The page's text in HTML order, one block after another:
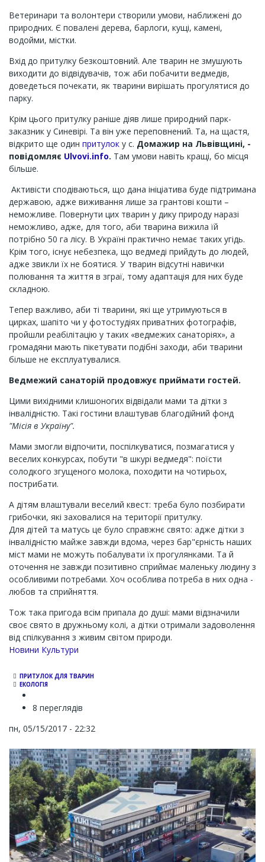
Ветеринари та волонтери створили умови, наближені до
природних. Є повалені дерева, барлоги, кущі, камені,
водойми, містки.
Вхід до притулку безкоштовний. Але тварин не змушують
виходити до відвідувачів, тож аби побачити ведмедів,
доведеться почекати, як тварини вирішать прогулятися до
парку.
Крім цього притулку раніше діяв лише природний парк-
заказник у Синевірі. Та він уже переповнений. Та, на щастя,
відкрито ще один притулок у с. Домажир на Львівщині, -
повідомляє Ulvovi.info. Там умови навіть кращі, бо місця
більше.
Активісти сподіваються, що дана ініціатива буде підтримана
державою, адже виживання лише за грантові кошти –
неможливе. Повернути цих тварин у дику природу наразі
неможливо, адже, для того, аби тварина вижила їй
потрібно 50 га лісу. В Україні практично немає таких угідь.
Крім того, існує небезпека, що ведмеді прийдуть до людей,
адже звикли їх не боятися. У тварин відсутні навички
полювання та життя в зграї, тому адаптація для них буде
складною.
Тепер важливо, аби ті тварини, які ще утримуються в
цирках, шапіто чи у фотостудіях приватних фотографів,
пройшли реабілітацію у таких «ведмежих санаторіях», а
громадяни мають пікетувати подібні заходи, аби тварини
більше не експлуатувалися.
Ведмежий санаторій продовжує приймати гостей.
Цими вихідними клишоногих відвідали мами та дітки з
інвалідністю. Такі гостини влаштував благодійний фонд
"Місія в Україну".
Мами змогли відпочити, поспілкуватися, позмагатися у
веселих конкурсах, побути "в шкурі ведмедя": поїсти
солодкого згущеного молока, походити на чотирьох,
пострибати.
А дітям влаштували веселий квест: треба було позбирати
грибочки, які заховалися на території притулку.
Для дітей та матусь це було справжнє свято: адже дітки з
інвалідністю майже завжди вдома, через бар"єрність наших
міст мами не можуть побалувати їх прогулянками. Та й
оточення не завжди позитивно сприймає маленьку людину з
особливими потребами. Хоч особлива потреба в них одна -
любов та сприйняття.
Тож така пригода всім припала до душі: мами відзначили
своє свято в дружньому колі, а дітки отримали задоволення
від спілкування з живим світом природи.
Новини Культури
ПРИТУЛОК ДЛЯ ТВАРИН
ЕКОЛОГІЯ
8 переглядів
пн, 05/15/2017 - 22:32